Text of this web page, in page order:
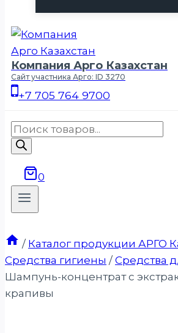
Компания Арго Казахстан
Сайт участника Арго: ID 3270
+7 705 764 9700
Поиск
товаров
0
/ Каталог продукции АРГО
Средства гигиены / Средства
Шампунь-концентрат с
крапивы